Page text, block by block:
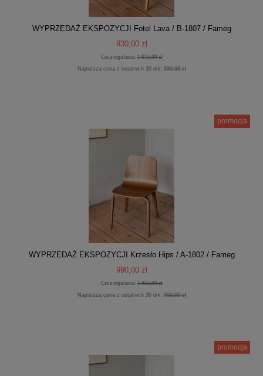
WYPRZEDAŻ EKSPOZYCJI Fotel Lava / B-1807 / Fameg
930,00 zł
Cena regularna:1 615,00 zł
Najniższa cena z ostatnich 30 dni:930,00 zł
WYPRZEDAŻ EKSPOZYCJI Krzesło Hips / A-1802 / Fameg
990,00 zł
Cena regularna:1 955,00 zł
Najniższa cena z ostatnich 30 dni:990,00 zł
promocja
promocja